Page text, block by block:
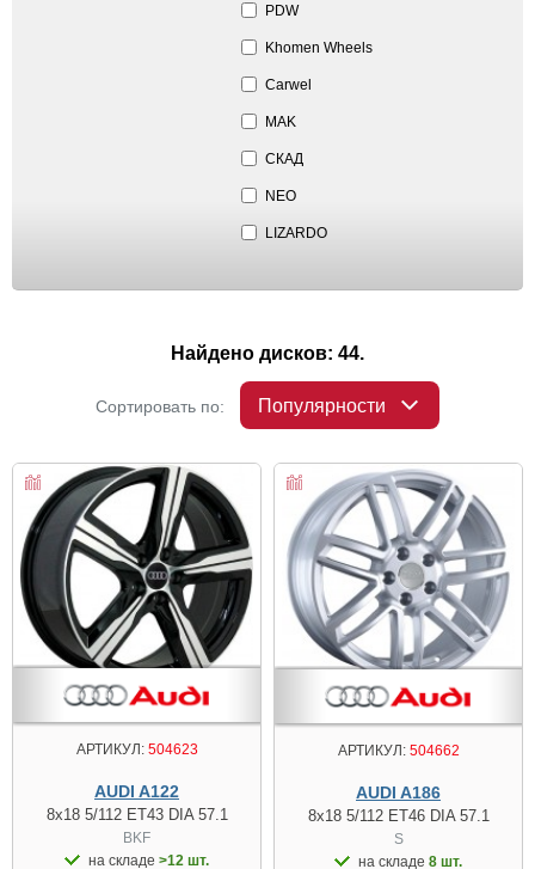
PDW
Khomen Wheels
Carwel
MAK
СКАД
NEO
LIZARDO
Найдено дисков: 44.
Сортировать по: Популярности
АРТИКУЛ:504623
AUDI A122
8x18 5/112 ET43 DIA 57.1
BKF
на складе >12 шт.
АРТИКУЛ:504662
AUDI A186
8x18 5/112 ET46 DIA 57.1
S
на складе 8 шт.